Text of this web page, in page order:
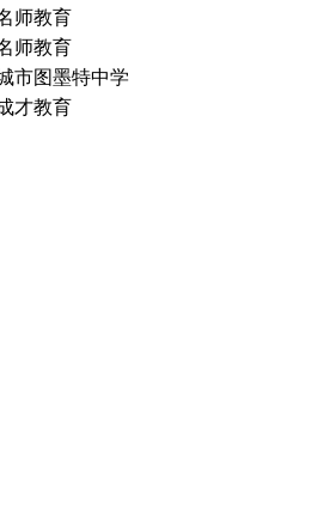
师教育
师教育
市图墨特中学
才教育